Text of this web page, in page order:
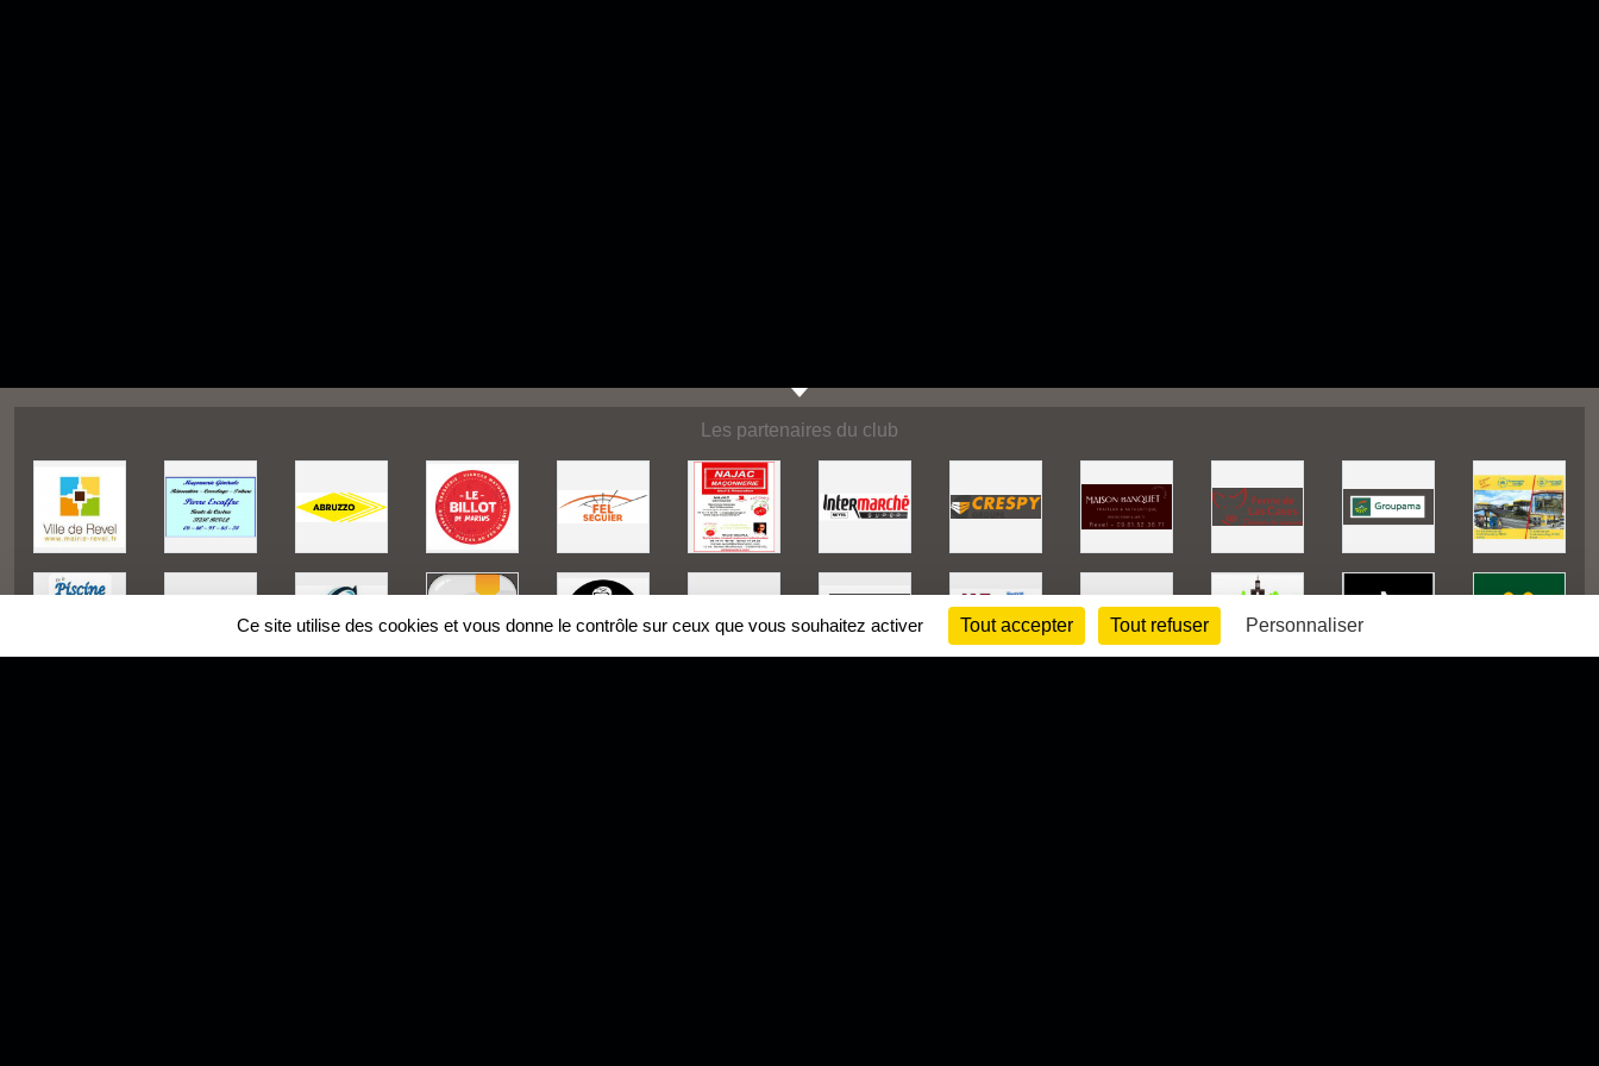
Les partenaires du club
Ce site utilise des cookies et vous donne le contrôle sur ceux que vous souhaitez activer Tout accepter Tout refuser Personnaliser